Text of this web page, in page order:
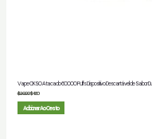
Vape OKSO Atacado 60000 Puffs Dispositivo Descartável de Sabor
$20.00$4.80
Adicionar Ao Cesto